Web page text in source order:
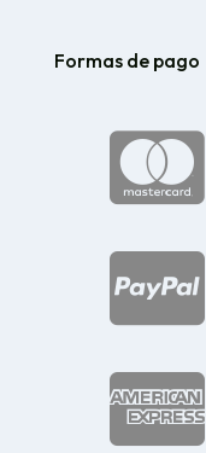
Formas de pago


